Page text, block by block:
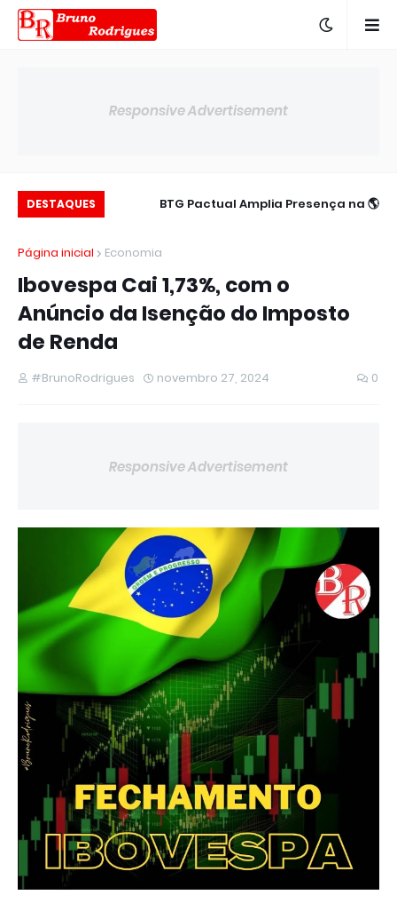
Responsive Advertisement
DESTAQUES
🌎 BTG Pactual Amplia Presença na
para 14,00% ao
Página inicial
Economia
Ibovespa Cai 1,73%, com o
Anúncio da Isenção do Imposto
de Renda
#BrunoRodrigues novembro 27, 2024 0
Responsive Advertisement